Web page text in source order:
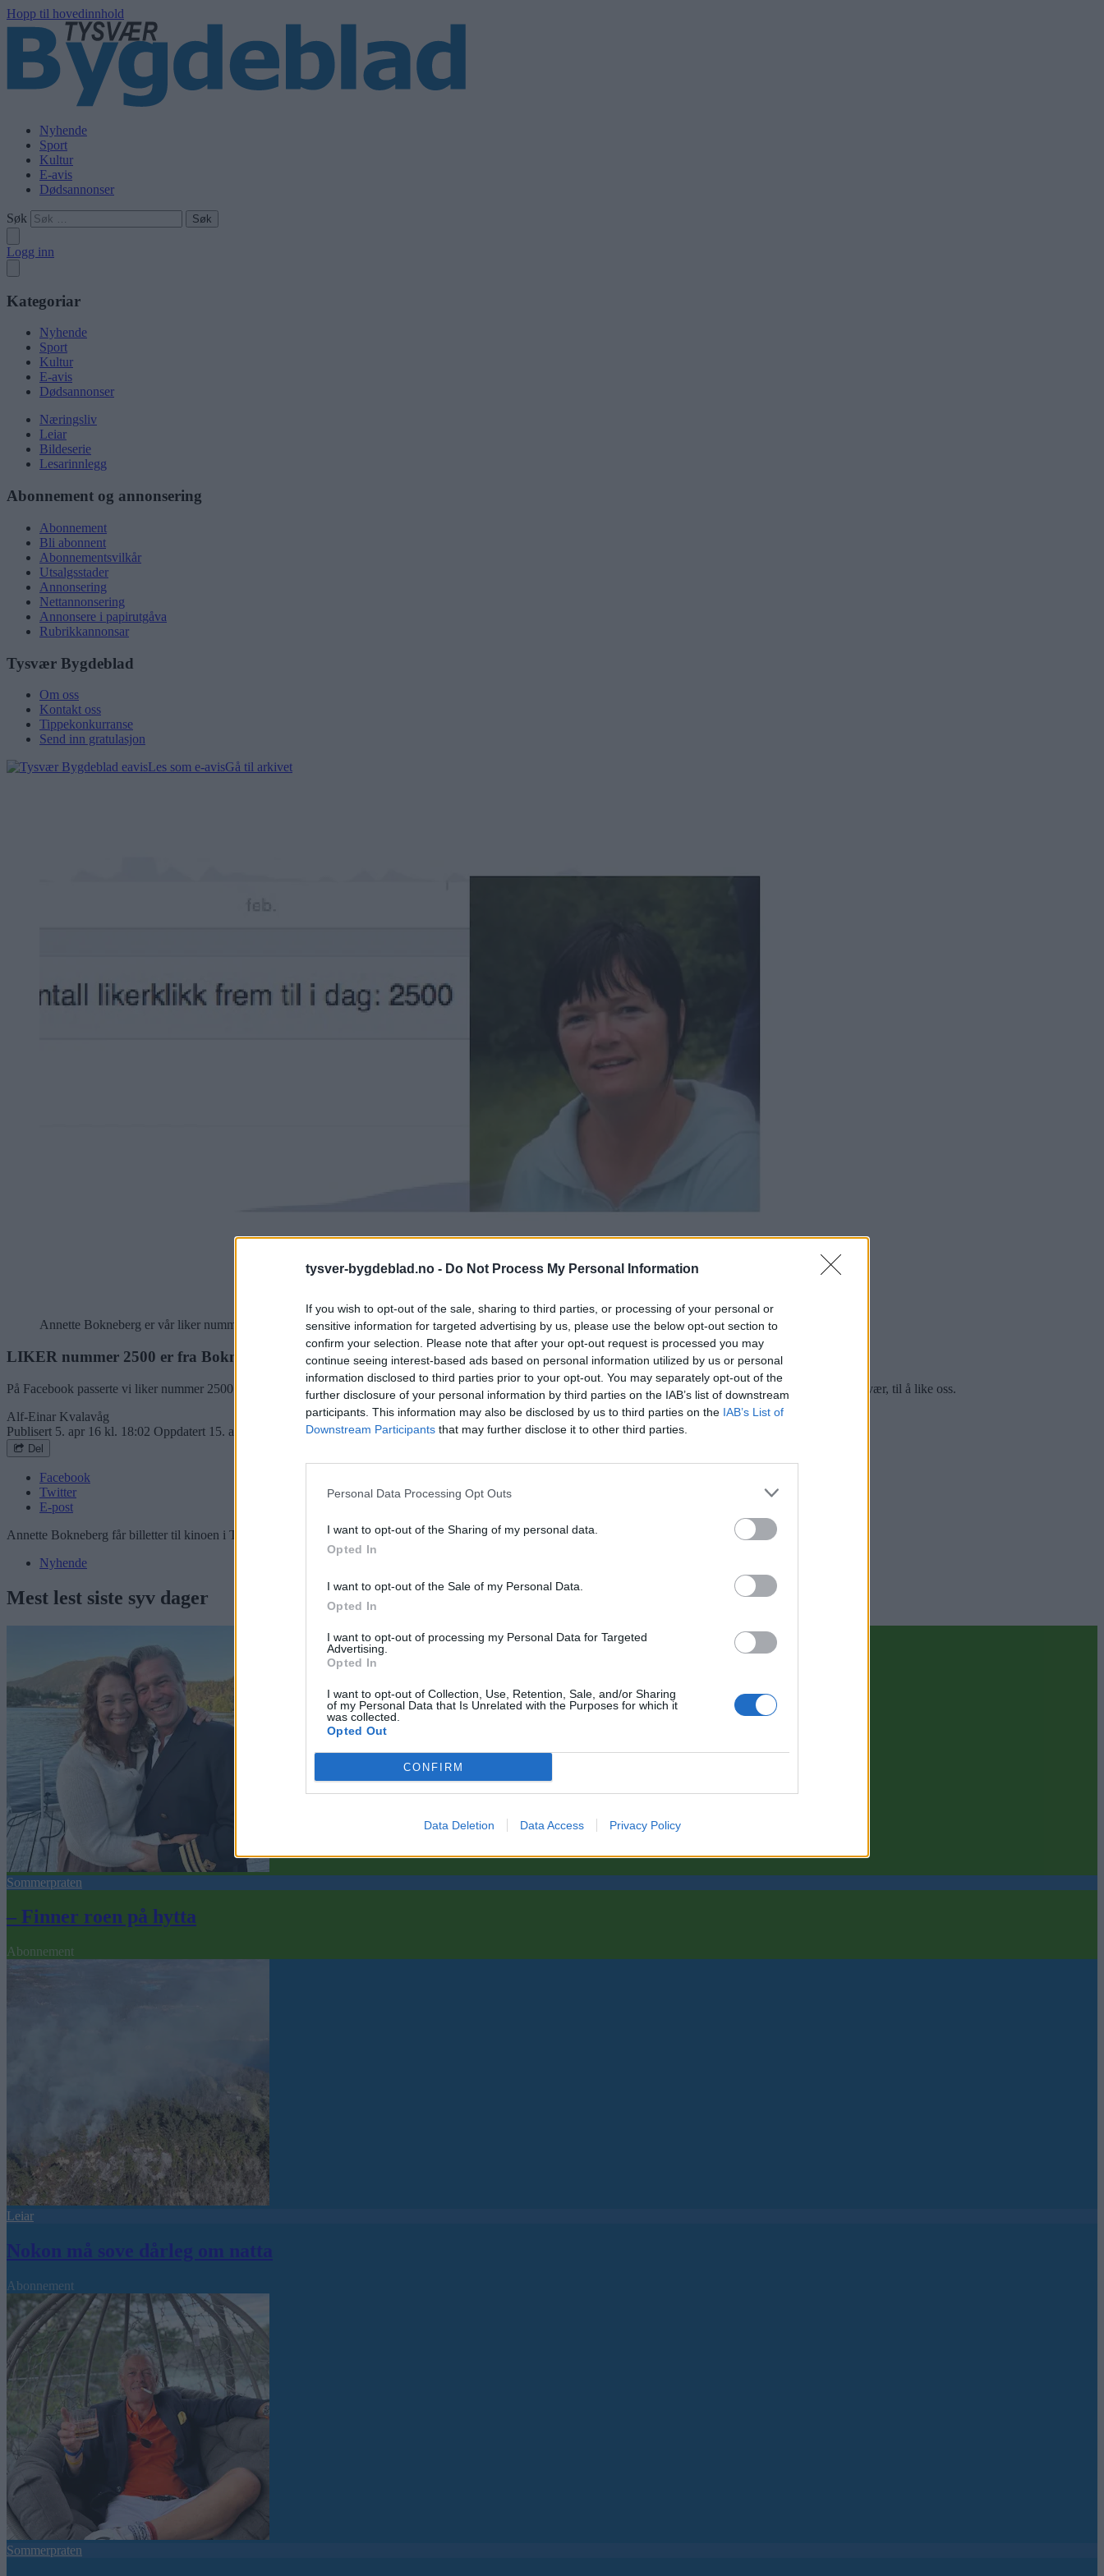
tysver-bygdeblad.no - Do Not Process My Personal Information
If you wish to opt-out of the sale, sharing to third parties, or processing of your personal or
sensitive information for targeted advertising by us, please use the below opt-out section to
confirm your selection. Please note that after your opt-out request is processed you may
continue seeing interest-based ads based on personal information utilized by us or personal
information disclosed to third parties prior to your opt-out. You may separately opt-out of the
further disclosure of your personal information by third parties on the IAB’s list of downstream
participants. This information may also be disclosed by us to third parties on the IAB’s List of
Downstream Participants that may further disclose it to other third parties.
Personal Data Processing Opt Outs
I want to opt-out of the Sharing of my personal data.
Opted In
I want to opt-out of the Sale of my Personal Data.
Opted In
I want to opt-out of processing my Personal Data for Targeted
Advertising.
Opted In
I want to opt-out of Collection, Use, Retention, Sale, and/or Sharing
of my Personal Data that Is Unrelated with the Purposes for which it
was collected.
Opted Out
CONFIRM
Data Deletion Data Access Privacy Policy
Hopp til hovedinnhold
Nyhende
Sport
Kultur
E-avis
Dødsannonser
Søk
Logg inn
Kategoriar
Nyhende
Sport
Kultur
E-avis
Dødsannonser
Næringsliv
Leiar
Bildeserie
Lesarinnlegg
Abonnement og annonsering
Abonnement
Bli abonnent
Abonnementsvilkår
Utsalgsstader
Annonsering
Nettannonsering
Annonsere i papirutgåva
Rubrikkannonsar
Tysvær Bygdeblad
Om oss
Kontakt oss
Tippekonkurranse
Send inn gratulasjon
Les som e-avisGå til arkivet
Annette Bokneberg er vår liker nummer 2500.
LIKER nummer 2500 er fra Bokn
På Facebook passerte vi liker nummer 2500 i ettermiddag. Det ble Annette Bokneberg. Vi gratulerer, og oppfordrer alle andre som vil følge med på det som skjer i Tysvær, til å like oss.
Alf-Einar Kvalavåg
Publisert 5. apr 16 kl. 18:02 Oppdatert 15. aug 19 kl. 17:21
Del
Facebook
Twitter
E-post
Annette Bokneberg får billetter til kinoen i Tysværtunet, som en takk for at hun liker oss.
Nyhende
Mest lest siste syv dager
Sommerpraten
– Finner roen på hytta
Abonnement
Leiar
Nokon må sove dårleg om natta
Abonnement
Sommerpraten